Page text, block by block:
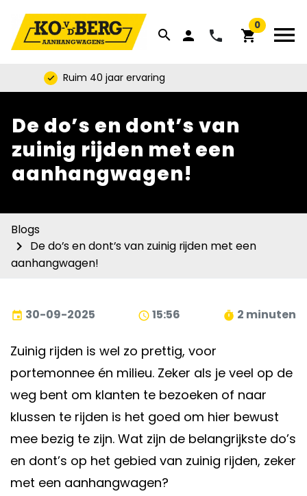
search person phone shopping_cart
0 menu
check Ruim 40 jaar ervaring
De do’s en dont’s van
zuinig rijden met een
aanhangwagen!
Blogs
navigate_next De do’s en dont’s van zuinig rijden met een
aanhangwagen!
event 30-09-2025 schedule 15:56 timer 2 minuten
Zuinig rijden is wel zo prettig, voor
portemonnee én milieu. Zeker als je veel op de
weg bent om klanten te bezoeken of naar
klussen te rijden is het goed om hier bewust
mee bezig te zijn. Wat zijn de belangrijkste do’s
en dont’s op het gebied van zuinig rijden, zeker
met een aanhangwagen?